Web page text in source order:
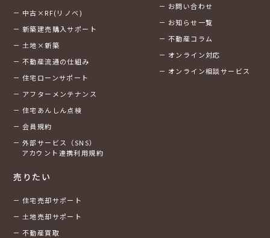
中古×RF(リノベ)
新築建売購入サポート
土地×新築
不動産流通の仕組み
住宅ローンサポート
アフターメンテナンス
住宅あんしん点検
会員規約
外部サービス（SNS）
アカウント連携利用規約
売りたい
住宅売却サポート
土地売却サポート
不動産買取
お問い合わせ
お知らせ一覧
不動産コラム
オンライン対応
オンライン相談サービス